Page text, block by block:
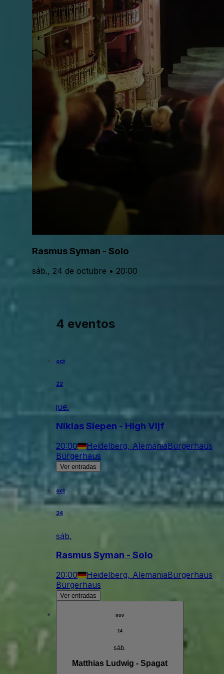
Rasmus Syman - Solo
sáb., 24 de octubre • 20:00
4 eventos
oct
22
jue.
Niklas Siepen - High Vijf
20:00 Heidelberg, AlemaniaBürgerhaus
Bürgerhaus
Ver entradas
oct
24
sáb.
Rasmus Syman - Solo
20:00 Heidelberg, AlemaniaBürgerhaus
Bürgerhaus
Ver entradas
nov
14
sáb.
Matthias Ludwig - Spagat